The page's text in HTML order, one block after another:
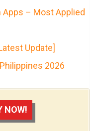
Apps – Most Applied
Update]
2026
NOW!